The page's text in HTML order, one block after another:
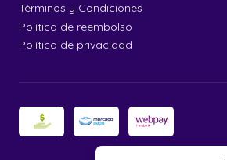
Términos y Condiciones
Política de reembolso
Política de privacidad